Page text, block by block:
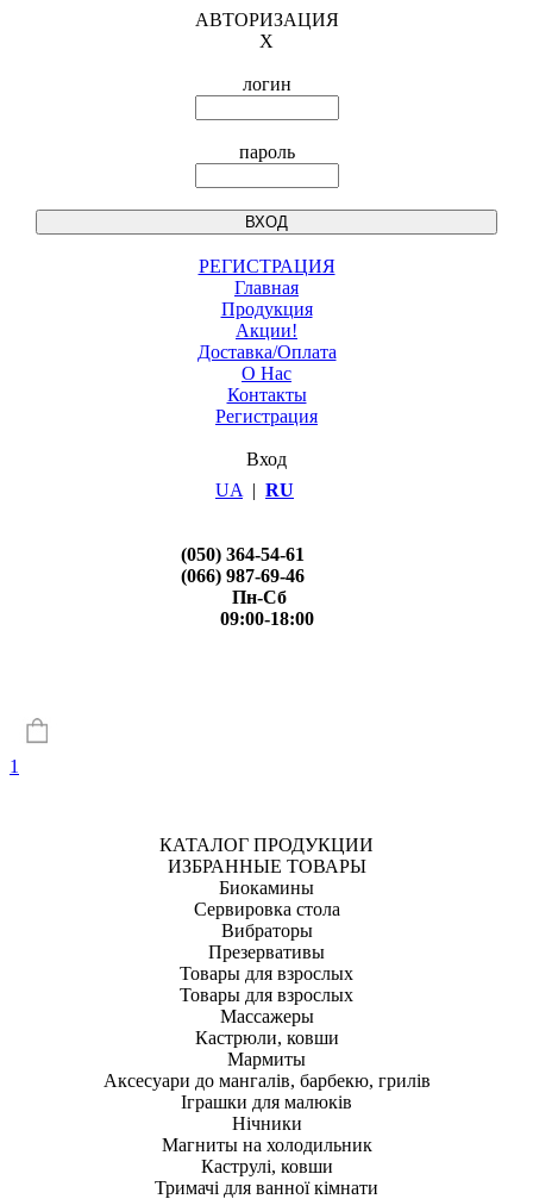
АВТОРИЗАЦИЯ
X
логин
пароль
РЕГИСТРАЦИЯ
Главная
Продукция
Акции!
Доставка/Оплата
О Нас
Контакты
Регистрация
Вход
UA | RU
(050) 364-54-61
(066) 987-69-46
Пн-Сб
09:00-18:00
1
КАТАЛОГ ПРОДУКЦИИ
ИЗБРАННЫЕ ТОВАРЫ
Биокамины
Сервировка стола
Вибраторы
Презервативы
Товары для взрослых
Товары для взрослых
Массажеры
Кастрюли, ковши
Мармиты
Аксесуари до мангалів, барбекю, грилів
Іграшки для малюків
Нічники
Магниты на холодильник
Каструлі, ковши
Тримачі для ванної кімнати